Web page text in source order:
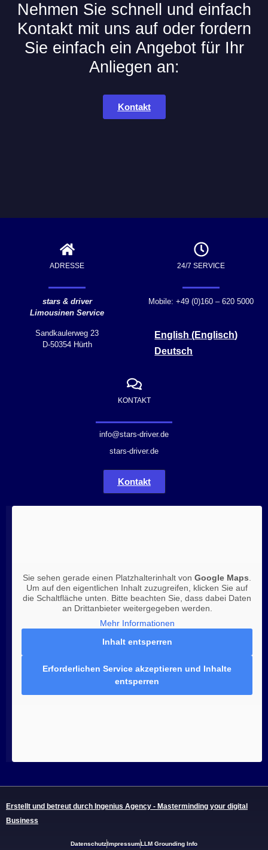
Nehmen Sie schnell und einfach
Kontakt mit uns auf oder fordern
Sie einfach ein Angebot für Ihr
Anliegen an:
Kontakt
ADRESSE
stars & driver
Limousinen Service
Sandkaulerweg 23
D-50354 Hürth
24/7 SERVICE
Mobile: +49 (0)160 – 620 5000
English (Englisch)
Deutsch
KONTAKT
info@stars-driver.de
stars-driver.de
Kontakt
Sie sehen gerade einen Platzhalterinhalt von Google Maps
Um auf den eigentlichen Inhalt zuzugreifen, klicken Sie auf
die Schaltfläche unten. Bitte beachten Sie, dass dabei Daten
an Drittanbieter weitergegeben werden.
Mehr Informationen
Inhalt entsperren
Erforderlichen Service akzeptieren und Inhalte
entsperren
Erstellt und betreut durch Ingenius Agency - Masterminding your digital
Business
DatenschutzImpressumLLM Grounding Info